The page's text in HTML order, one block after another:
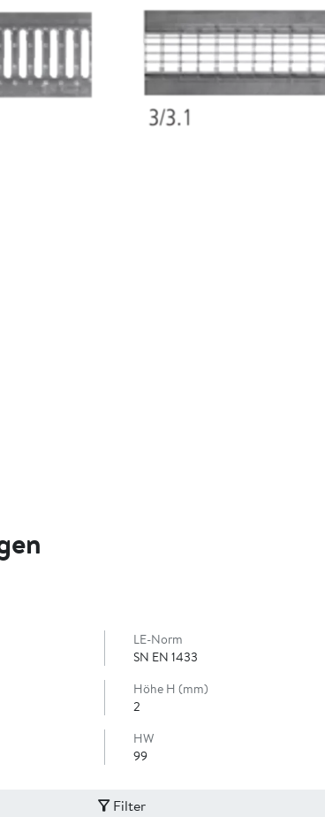
LE-Norm
SN EN 1433
Höhe H (mm)
2
HW
99
Filter